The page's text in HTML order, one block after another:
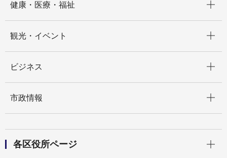
健康・医療・福祉
観光・イベント
ビジネス
市政情報
各区役所ページ